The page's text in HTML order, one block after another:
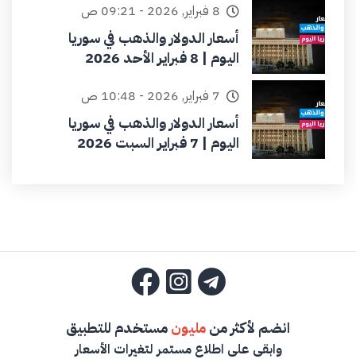
8 فبراير, 2026 - 09:21 ص
أسعار الدولار والذهب في سوريا
اليوم | 8 فبراير الأحد 2026
7 فبراير, 2026 - 10:48 ص
أسعار الدولار والذهب في سوريا
اليوم | 7 فبراير السبت 2026
انضم لأكثر منمليونمستخدم للتطبيق
وابقى على اطلاع مستمر لتغيرات الأسعار